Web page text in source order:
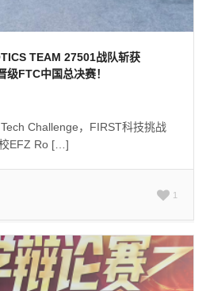
TEAM 27501战队斩获
级FTC中国总决赛！
Challenge，FIRST科技挑战
EFZ Ro […]
1